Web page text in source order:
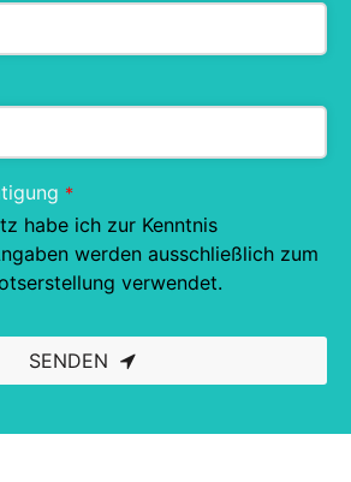
*
habe ich zur Kenntnis
werden ausschließlich zum
verwendet.
SENDEN